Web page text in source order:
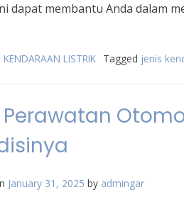
dapat membantu Anda dalam
KENDARAAN LISTRIK Tagged jenis
Perawatan
January 31, 2025 by admingar